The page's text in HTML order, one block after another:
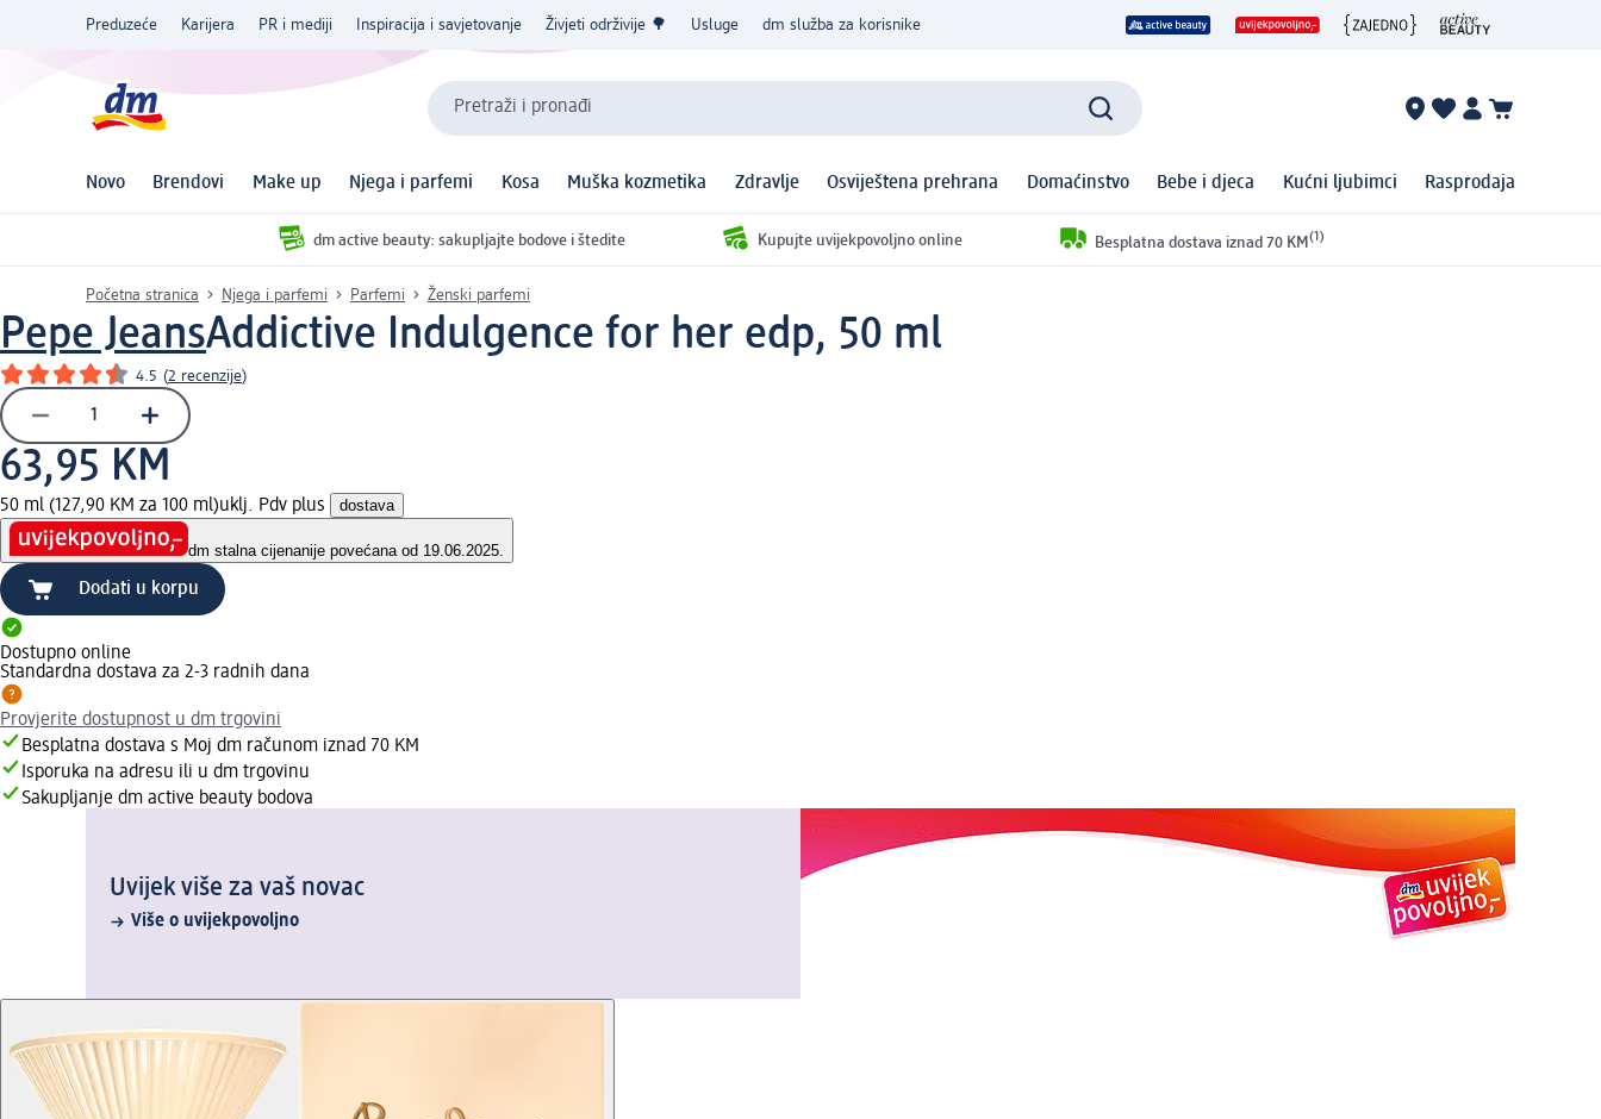
Preduzeće Karijera PR i mediji Inspiracija i savjetovanje Živjeti održivije 🌳 Usluge dm služba za korisnike
Pretraži i pronađi
Novo Brendovi Make up Njega i parfemi Kosa Muška kozmetika Zdravlje Osviještena prehrana Domaćinstvo Bebe i djeca Kućni ljubimci Rasprodaja
dm active beauty: sakupljajte bodove i štedite Kupujte uvijekpovoljno online Besplatna dostava iznad 70 KM (1)
Početna stranica Njega i parfemi Parfemi Ženski parfemi
Pepe JeansAddictive Indulgence for her edp, 50 ml
4.5 (2 recenzije)
63,95 KM
50 ml (127,90 KM za 100 ml)uklj. Pdv plus dostava
dm stalna cijenanije povećana od 19.06.2025.
Dodati u korpu
Dostupno online
Standardna dostava za 2-3 radnih dana
Provjerite dostupnost u dm trgovini
Besplatna dostava s Moj dm računom iznad 70 KM
Isporuka na adresu ili u dm trgovinu
Sakupljanje dm active beauty bodova
Uvijek više za vaš novac
Više o uvijekpovoljno